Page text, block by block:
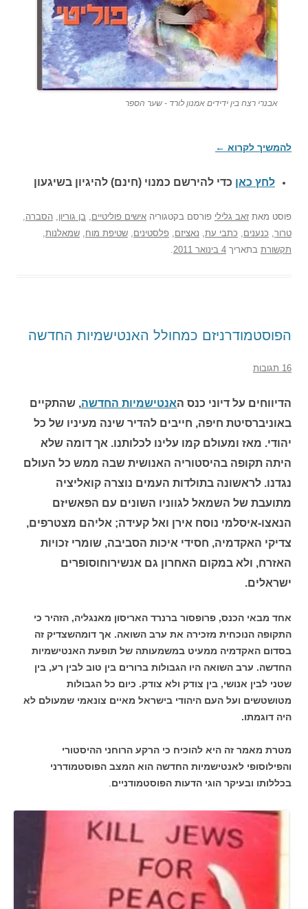
אבנרי רצח בין ידידים אמנון לורד - שער הספר
להמשיך לקרוא ←
לחץ כאן כדי להירשם כמנוי (חינם) להיגיון בשיגעון
פוסט מאת זאב גלילי פורסם בקטגוריה אישים פוליטיים בן גוריון הסברה
טרור כנענים כתבי עת נאציזם פלסטינים שטיפת מוח שמאלנות
תקשורת בתאריך 4 בינואר 2011
הפוסטמודרניזם כמחולל האנטישמיות החדשה
16 תגובות
הדיווחים על דיוני כנס האנטישמיות החדשה, שהתקיים
באוניברסיטת חיפה, חייבים להדיר שינה מעיניו של כל
יהודי. מאז ומעולם קמו עלינו לכלותנו. אך דומה שלא
היתה תקופה בהיסטוריה האנושית שבה ממש כל העולם
נגדנו. לראשונה בתולדות העמים נוצרה קואליציה
מתועבת של השמאל לגווניו השונים עם הפאשיזם
הנאצו-איסלמי נוסח אירן ואל קעידה; אליהם מצטרפים,
צדיקי האקדמיה, חסידי איכות הסביבה, שומרי זכויות
האזרח, ולא במקום האחרון גם אנשירוחוסופרים
ישראלים.
אחד מבאי הכנס, פרופסור ברנרד האריסון מאנגליה, הזהיר כי
התקופה הנוכחית מזכירה את ערב השואה. אך דומהשצדיק זה
בסדום האקדמיה ממעיט במשמעותה של תופעת האנטישמיות
החדשה. ערב השואה היו הגבולות ברורים בין טוב לבין רע, בין
שטני לבין אנושי, בין צודק ולא צודק. כיום כל הגבולות
מטושטשים ועל העם היהודי בישראל מאיים צונאמי שמעולם לא
היה דוגמתו.
מטרת מאמר זה היא להוכיח כי הרקע הרוחני ההיסטורי
והפילוסופי לאנטישמיות החדשה הוא המצב הפוסטמודרני
בכללותו ובעיקר הוגי הדעות הפוסטמודניים